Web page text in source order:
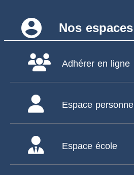
account_circle Nos espaces
Adhérer en ligne
Espace personnel
Espace école